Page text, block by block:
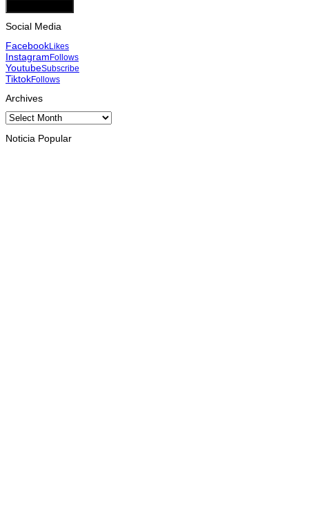
Social Media
FacebookLikes
InstagramFollows
YoutubeSubscribe
TiktokFollows
Archives
Archives
Noticia Popular